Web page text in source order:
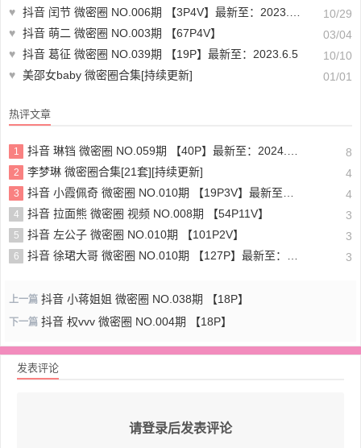
♥ 抖音 闰节 微密圈 NO.006期 【3P4V】最新至：2023.10.26
10/29
♥ 抖音 萌二 微密圈 NO.003期 【67P4V】
03/04
♥ 抖音 葛征 微密圈 NO.039期 【19P】最新至：2023.6.5
10/10
♥ 美邵女baby 微密圈合集[持续更新] 01/01
热评文章
1 抖音 琳铛 微密圈 NO.059期 【40P】最新至：2024.1.10 8
2 李梦琳 微密圈合集[21套][持续更新] 4
3 抖音 小霞佩奇 微密圈 NO.010期 【19P3V】最新至：2025.5.26 4
4 抖音 拉面熊 微密圈 视频 NO.008期 【54P11V】 3
5 抖音 左公子 微密圈 NO.010期 【101P2V】 3
6 抖音 徐珺大哥 微密圈 NO.010期 【127P】最新至：2024.1.19 3
上一篇 抖音 小蒋姐姐 微密圈 NO.038期 【18P】
下一篇 抖音 权vvv 微密圈 NO.004期 【18P】
发表评论
请登录后发表评论